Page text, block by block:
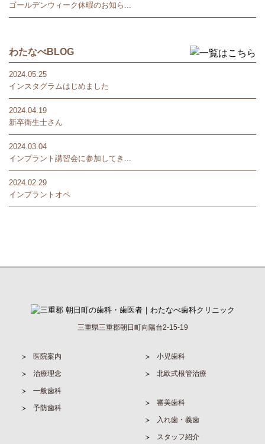
ゴールデンウィーク休暇のお知ら...
わたなべBLOG
2024.05.25
インスタグラムはじめました
2024.04.19
新卒衛生士さん
2024.03.04
インプラント講習会に参加してき...
2024.02.29
インプラントオペ
三重県三重郡朝日町向陽台2-15-19
医院案内
治療理念
一般歯科
予防歯科
小児歯科
北欧式根管治療
審美歯科
入れ歯・義歯
スタッフ紹介